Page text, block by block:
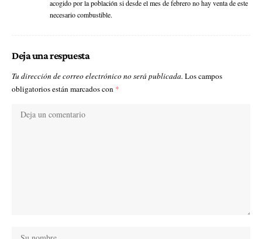
acogido por la población si desde el mes de febrero no hay venta de este
necesario combustible.
Deja una respuesta
Tu dirección de correo electrónico no será publicada. Los campos
obligatorios están marcados con *